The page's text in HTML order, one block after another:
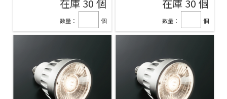
在庫 30 個
数量： 個
在庫 30 個
数量： 個